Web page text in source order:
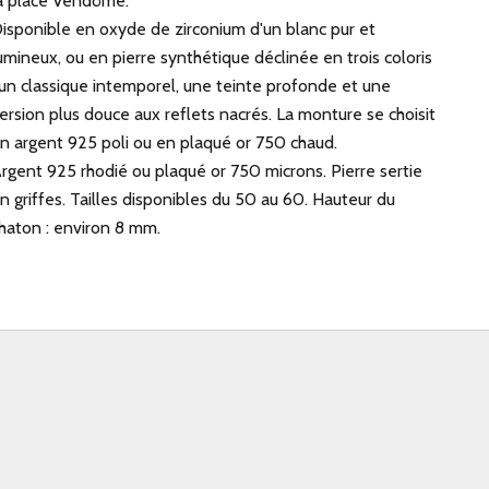
en oxyde de zirconium d'un blanc pur et
ou en pierre synthétique déclinée en trois coloris
classique intemporel, une teinte profonde et une
plus douce aux reflets nacrés. La monture se choisit
argent 925 poli ou en plaqué or 750 chaud.
925 rhodié ou plaqué or 750 microns. Pierre sertie
griffes. Tailles disponibles du 50 au 60. Hauteur du
: environ 8 mm.